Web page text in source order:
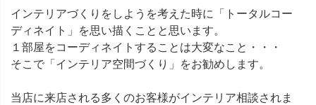
インテリアづくりをしようを考えた時に「トータルコー
ディネイト」を思い描くことと思います。
１部屋をコーディネイトすることは大変なこと・・・
そこで「インテリア空間づくり」をお勧めします。
当店に来店される多くのお客様がインテリア相談されま